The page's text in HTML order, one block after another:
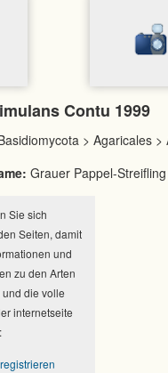
Contu 1999
> Agaricales >
Grauer Pappel-Streifling
Sie sich
Seiten, damit
und
zu den Arten
die volle
internetseite